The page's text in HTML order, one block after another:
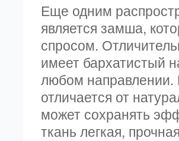
Еще одним
является замша,
спросом.
имеет бархатистый
любом направлении.
отличается от
может сохранять
ткань легкая,